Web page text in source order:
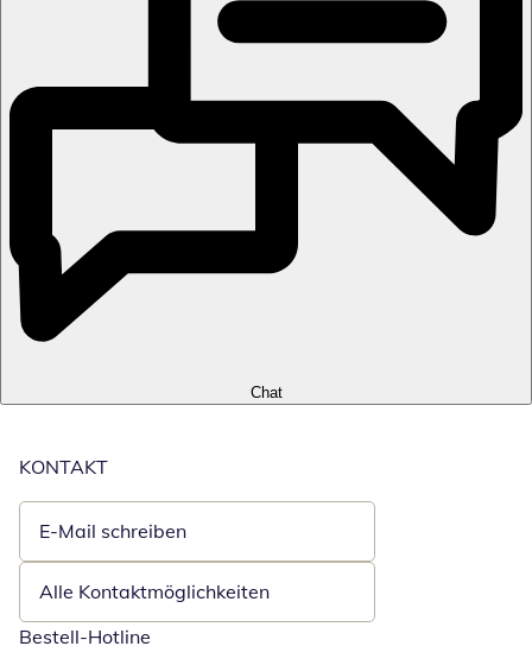
Chat
KONTAKT
E-Mail schreiben
Öffnet E-Mail-Client
Alle Kontaktmöglichkeiten
Bestell-Hotline